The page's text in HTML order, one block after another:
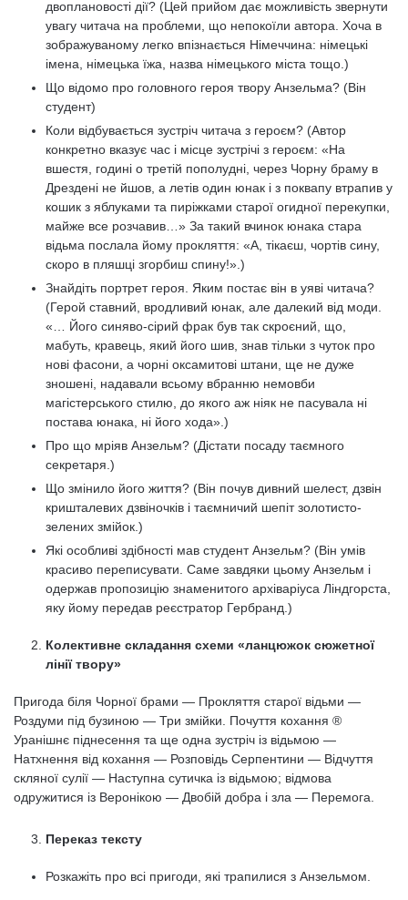
двоплановості дії? (Цей прийом дає можливість звернути
увагу читача на проблеми, що непокоїли автора. Хоча в
зображуваному легко впізнається Німеччина: німецькі
імена, німецька їжа, назва німецького міста тощо.)
Що відомо про головного героя твору Анзельма? (Він
студент)
Коли відбувається зустріч читача з героєм? (Автор
конкретно вказує час і місце зустрічі з героєм: «На
вшестя, годині о третій пополудні, через Чорну браму в
Дрездені не йшов, а летів один юнак і з поквапу втрапив у
кошик з яблуками та пиріжками старої огидної перекупки,
майже все розчавив…» За такий вчинок юнака стара
відьма послала йому прокляття: «А, тікаєш, чортів сину,
скоро в пляшці згорбиш спину!».)
Знайдіть портрет героя. Яким постає він в уяві читача?
(Герой ставний, вродливий юнак, але далекий від моди.
«… Його синяво-сірий фрак був так скроєний, що,
мабуть, кравець, який його шив, знав тільки з чуток про
нові фасони, а чорні оксамитові штани, ще не дуже
зношені, надавали всьому вбранню немовби
магістерського стилю, до якого аж ніяк не пасувала ні
постава юнака, ні його хода».)
Про що мріяв Анзельм? (Дістати посаду таємного
секретаря.)
Що змінило його життя? (Він почув дивний шелест, дзвін
кришталевих дзвіночків і таємничий шепіт золотисто-
зелених змійок.)
Які особливі здібності мав студент Анзельм? (Він умів
красиво переписувати. Саме завдяки цьому Анзельм і
одержав пропозицію знаменитого архіваріуса Ліндгорста,
яку йому передав реєстратор Гербранд.)
Колективне складання схеми «ланцюжок сюжетної
лінії твору»
Пригода біля Чорної брами — Прокляття старої відьми —
Роздуми під бузиною — Три змійки. Почуття кохання ®
Уранішнє піднесення та ще одна зустріч із відьмою —
Натхнення від кохання — Розповідь Серпентини — Відчуття
скляної сулії — Наступна сутичка із відьмою; відмова
одружитися із Веронікою — Двобій добра і зла — Перемога.
Переказ тексту
Розкажіть про всі пригоди, які трапилися з Анзельмом.